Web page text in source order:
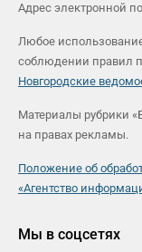
Адрес электронной
Любое
соблюдении правил
Новгородские
Материалы рубрики
на правах рекламы.
Положение об
«Агентство
Мы в соцсетях